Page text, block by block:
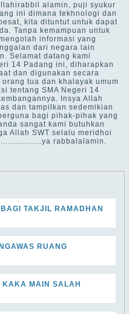
alamin, puji syukur
ini dimana tekhnologi dan
kita dituntut untuk dapat
Tanpa kemampuan untuk
informasi yang
dari negara lain
Selamat datang kami
14 Padang ini, diharapkan
dan digunakan secara
tua dan khalayak umum
tentang SMA Negeri 14
Insya Allah
dan tampilkan sedemikian
bagi pihak-pihak yang
sangat kami butuhkan
Allah SWT selalu meridhoi
rabbalalamin.
TAKJIL RAMADHAN
RUANG
MAIN SALAH